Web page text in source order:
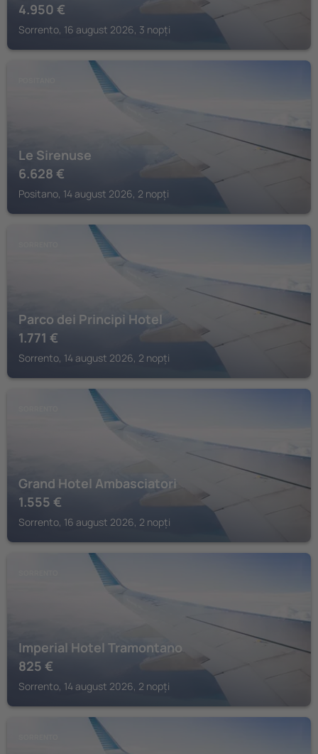
4.950 €
Sorrento, 16 august 2026, 3 nopți
Le Sirenuse
6.628 €
Positano, 14 august 2026, 2 nopți
Parco dei Principi Hotel
1.771 €
Sorrento, 14 august 2026, 2 nopți
Grand Hotel Ambasciatori
1.555 €
Sorrento, 16 august 2026, 2 nopți
Imperial Hotel Tramontano
825 €
Sorrento, 14 august 2026, 2 nopți